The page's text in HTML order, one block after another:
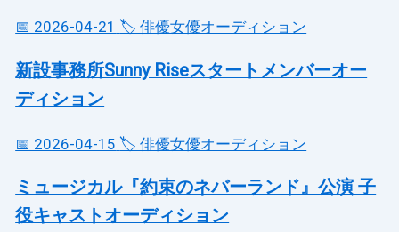
📅 2026-04-21 🏷️ 俳優女優オーディション
新設事務所Sunny Riseスタートメンバーオー
ディション
📅 2026-04-15 🏷️ 俳優女優オーディション
ミュージカル『約束のネバーランド』公演 子
役キャストオーディション